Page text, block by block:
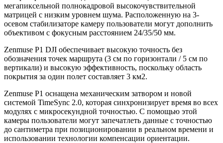
мегапиксельной полнокадровой высокочувствительной
матрицей с низким уровнем шума. Расположенную на 3-
осевом стабилизаторе камеру пользователи могут дополнить
объективом с фокусным расстоянием 24/35/50 мм.
Zenmuse P1 DJI обеспечивает высокую точность без
обозначения точек маршрута (3 см по горизонтали / 5 см по
вертикали) и высокую эффективность, поскольку область
покрытия за один полет составляет 3 км2.
Zenmuse P1 оснащена механическим затвором и новой
системой TimeSync 2.0, которая синхронизирует время во всех
модулях с микросекундной точностью. С помощью этой
камеры пользователи могут запечатлеть данные с точностью
до сантиметра при позиционировании в реальном времени и
использовании технологии компенсации ориентации.